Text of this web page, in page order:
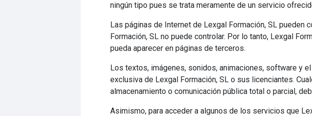
ningún tipo pues se trata meramente de un servicio
Las páginas de Internet de Lexgal Formación, SL
Formación, SL no puede controlar. Por lo tanto, Lexgal
pueda aparecer en páginas de terceros.
Los textos, imágenes, sonidos, animaciones, software y
exclusiva de Lexgal Formación, SL o sus licenciantes.
almacenamiento o comunicación pública total o parcial,
Asimismo, para acceder a algunos de los servicios que